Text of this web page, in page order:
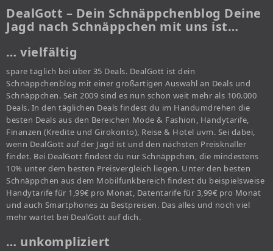
DealGott – Dein Schnäppchenblog Deine
Jagd nach Schnäppchen mit uns ist…
… vielfältig
spare täglich bei über 35 Deals. DealGott ist dein
Schnäppchenblog mit einer großartigen Auswahl an Deals und
Schnäppchen. Seit 2009 sind es nun schon weit mehr als 100.000
Deals. In den täglichen Deals findest du im Handumdrehen die
besten Deals aus den Bereichen Mode & Fashion, Handytarife,
Finanzen (Kredite und Girokonto), Reise & Hotel uvm. Sei dabei,
wenn DealGott auf der Jagd ist und den nächsten Preisknaller
findet. Bei DealGott findest du nur Schnäppchen, die mindestens
10% unter dem besten Preisvergleich liegen. Unter den besten
Schnäppchen aus dem Mobilfunkbereich findest du beispielsweise
Handytarife für 1,99€ pro Monat, Datentarife für 3,99€ pro Monat
und auch Smartphones zu Bestpreisen. Das alles und noch viel
mehr wartet bei DealGott auf dich.
… unkompliziert